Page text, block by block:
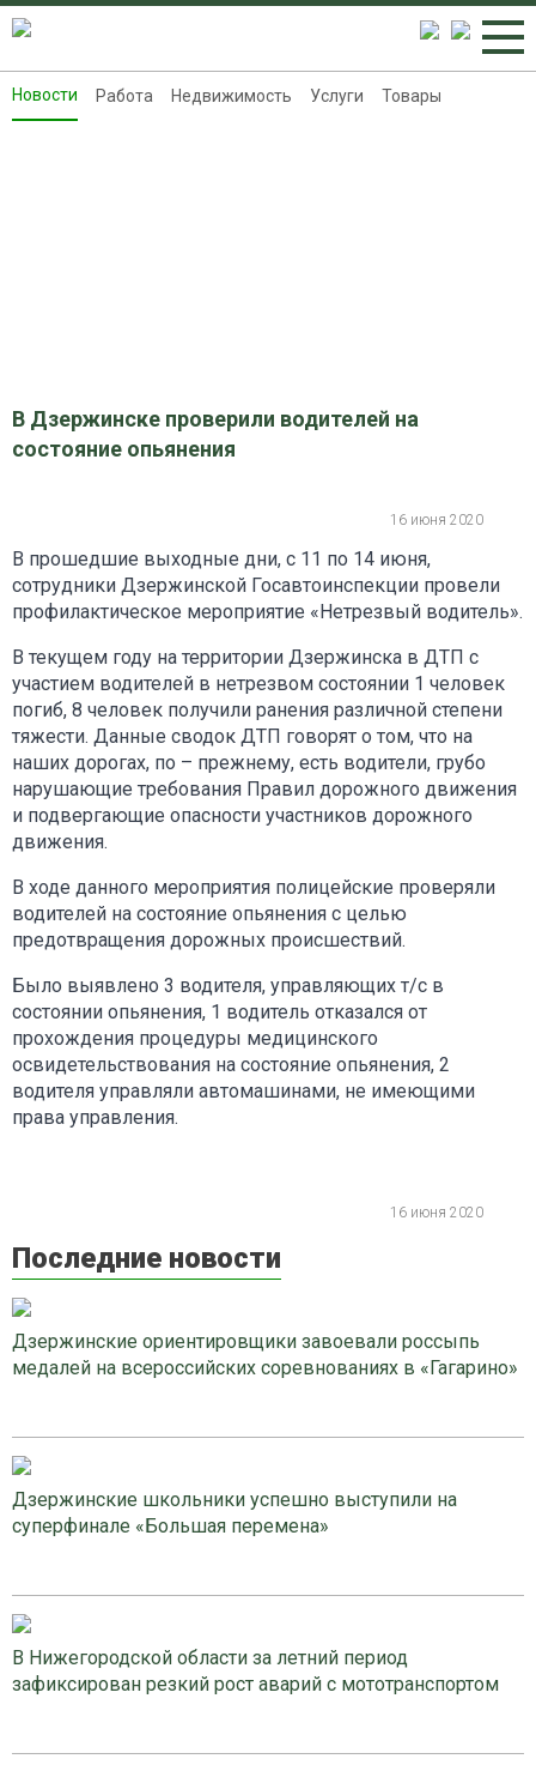
Новости
Новости Работа Недвижимость Услуги Товары
В Дзержинске проверили водителей на
состояние опьянения
16 июня 2020
В прошедшие выходные дни, с 11 по 14 июня,
сотрудники Дзержинской Госавтоинспекции провели
профилактическое мероприятие «Нетрезвый водитель».
В текущем году на территории Дзержинска в ДТП с
участием водителей в нетрезвом состоянии 1 человек
погиб, 8 человек получили ранения различной степени
тяжести. Данные сводок ДТП говорят о том, что на
наших дорогах, по – прежнему, есть водители, грубо
нарушающие требования Правил дорожного движения
и подвергающие опасности участников дорожного
движения.
В ходе данного мероприятия полицейские проверяли
водителей на состояние опьянения с целью
предотвращения дорожных происшествий.
Было выявлено 3 водителя, управляющих т/с в
состоянии опьянения, 1 водитель отказался от
прохождения процедуры медицинского
освидетельствования на состояние опьянения, 2
водителя управляли автомашинами, не имеющими
права управления.
16 июня 2020
Последние новости
Дзержинские ориентировщики завоевали россыпь
медалей на всероссийских соревнованиях в «Гагарино»
Дзержинские школьники успешно выступили на
суперфинале «Большая перемена»
В Нижегородской области за летний период
зафиксирован резкий рост аварий с мототранспортом